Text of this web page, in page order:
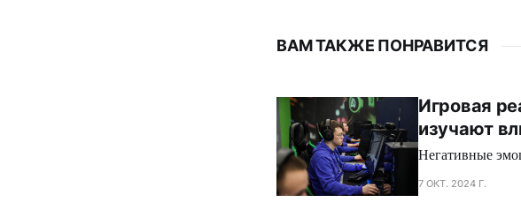
ВАМ ТАКЖЕ ПОНРАВИТСЯ
Игровая
изучают
Негативные
7 ОКТ. 2024 Г.